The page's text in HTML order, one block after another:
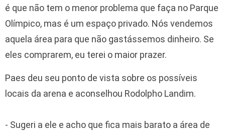
é que não tem o menor problema que faça no Parque
Olímpico, mas é um espaço privado. Nós vendemos
aquela área para que não gastássemos dinheiro. Se
eles comprarem, eu terei o maior prazer.
Paes deu seu ponto de vista sobre os possíveis
locais da arena e aconselhou Rodolpho Landim.
- Sugeri a ele e acho que fica mais barato a área de